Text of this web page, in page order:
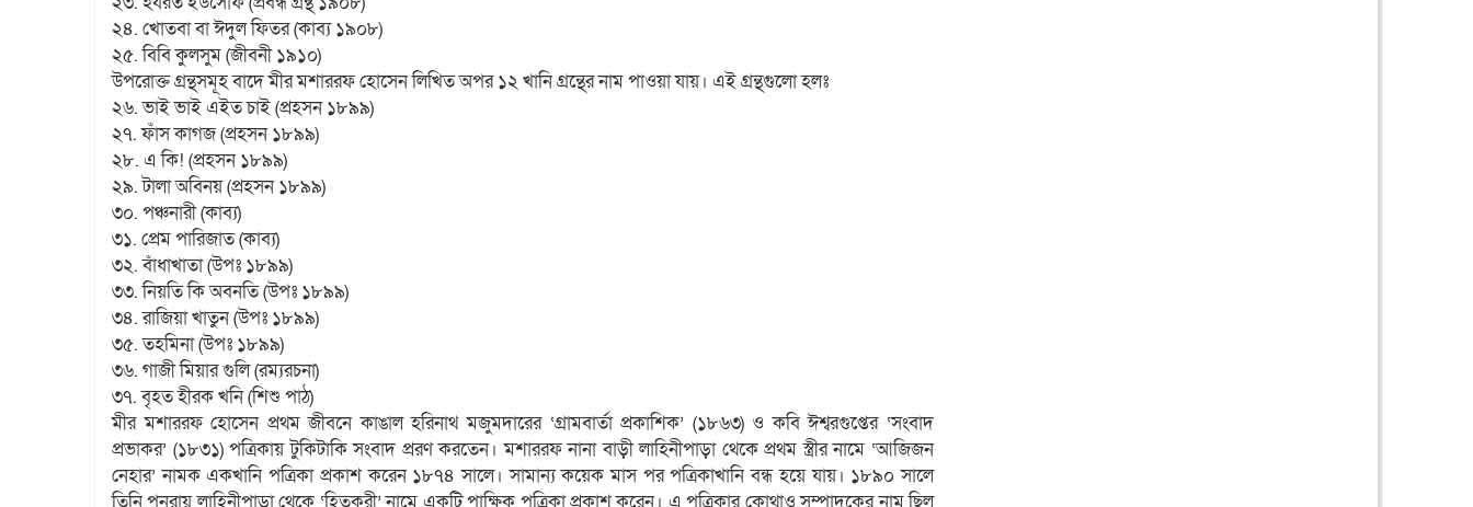
২৪. খোতবা বা ঈদুল ফিতর (কাব্য ১৯০৮)
২৫. বিবি কুলসুম (জীবনী ১৯১০)
উপরোক্ত গ্রন্থসমূহ বাদে মীর মশাররফ হোসেন লিখিত অপর ১২ খানি গ্রন্থের নাম পাওয়া যায়। এই গ্রন্থগুলো হলঃ
২৬. ভাই ভাই এইত চাই (প্রহসন ১৮৯৯)
২৭. ফাঁস কাগজ (প্রহসন ১৮৯৯)
২৮. এ কি! (প্রহসন ১৮৯৯)
২৯. টালা অবিনয় (প্রহসন ১৮৯৯)
৩০. পঞ্চনারী (কাব্য)
৩১. প্রেম পারিজাত (কাব্য)
৩২. বাঁধাখাতা (উপঃ ১৮৯৯)
৩৩. নিয়তি কি অবনতি (উপঃ ১৮৯৯)
৩৪. রাজিয়া খাতুন (উপঃ ১৮৯৯)
৩৫. তহমিনা (উপঃ ১৮৯৯)
৩৬. গাজী মিয়ার গুলি (রম্যরচনা)
৩৭. বৃহত হীরক খনি (শিশু পাঠ)
মীর মশাররফ হোসেন প্রথম জীবনে কাঙাল হরিনাথ মজুমদারের ‘গ্রামবার্তা প্রকাশিক’ (১৮৬৩) ও কবি ঈশ্বরগুপ্তের ‘সংবাদ
প্রভাকর’ (১৮৩১) পত্রিকায় টুকিটাকি সংবাদ প্ররণ করতেন। মশাররফ নানা বাড়ী লাহিনীপাড়া থেকে প্রথম স্ত্রীর নামে ‘আজিজন
নেহার’ নামক একখানি পত্রিকা প্রকাশ করেন ১৮৭৪ সালে। সামান্য কয়েক মাস পর পত্রিকাখানি বন্ধ হয়ে যায়। ১৮৯০ সালে
তিনি পুনরায় লাহিনীপাড়া থেকে ‘হিতকরী’ নামে একটি পাক্ষিক পত্রিকা প্রকাশ করেন। এ পত্রিকার কোথাও সম্পাদকের নাম ছিল